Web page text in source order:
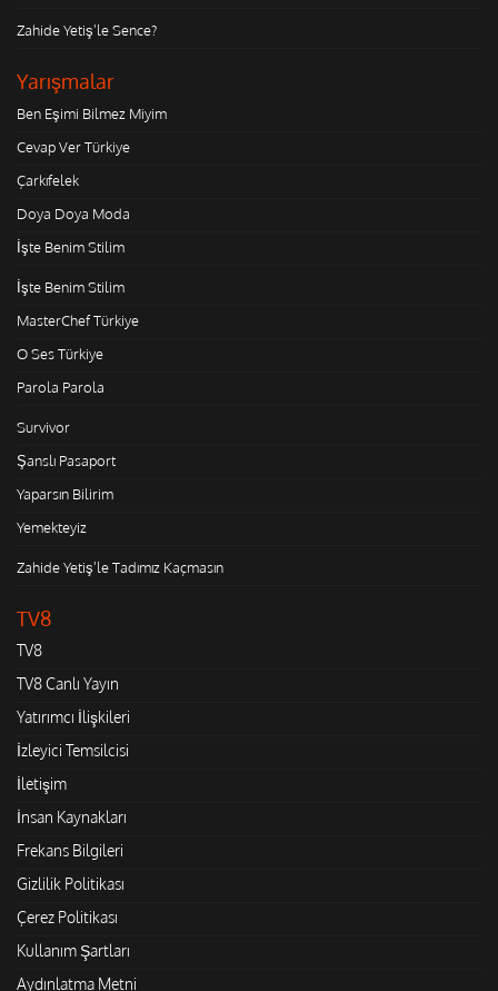
Zahide Yetiş'le Sence?
Yarışmalar
Ben Eşimi Bilmez Miyim
Cevap Ver Türkiye
Çarkıfelek
Doya Doya Moda
İşte Benim Stilim
İşte Benim Stilim
MasterChef Türkiye
O Ses Türkiye
Parola Parola
Survivor
Şanslı Pasaport
Yaparsın Bilirim
Yemekteyiz
Zahide Yetiş'le Tadımız Kaçmasın
TV8
TV8
TV8 Canlı Yayın
Yatırımcı İlişkileri
İzleyici Temsilcisi
İletişim
İnsan Kaynakları
Frekans Bilgileri
Gizlilik Politikası
Çerez Politikası
Kullanım Şartları
Aydınlatma Metni